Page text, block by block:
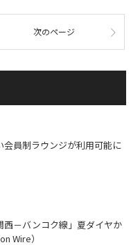
次のページ
会員制ラウンジが利用可能に
西－バンコク線」夏ダイヤか
Wire）